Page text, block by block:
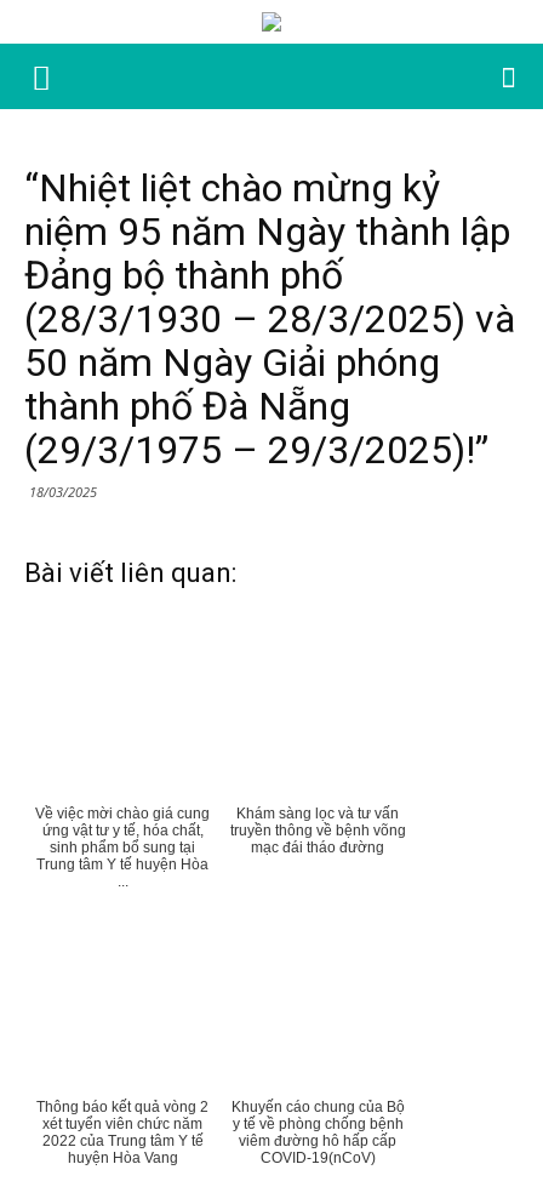
“Nhiệt liệt chào mừng kỷ
niệm 95 năm Ngày thành lập
Đảng bộ thành phố
(28/3/1930 – 28/3/2025) và
50 năm Ngày Giải phóng
thành phố Đà Nẵng
(29/3/1975 – 29/3/2025)!”
18/03/2025
Bài viết liên quan:
Về việc mời chào giá cung
ứng vật tư y tế, hóa chất,
sinh phẩm bổ sung tại
Trung tâm Y tế huyện Hòa
...
Khám sàng lọc và tư vấn
truyền thông về bệnh võng
mạc đái tháo đường
Thông báo kết quả vòng 2
xét tuyển viên chức năm
2022 của Trung tâm Y tế
huyện Hòa Vang
Khuyến cáo chung của Bộ
y tế về phòng chống bệnh
viêm đường hô hấp cấp
COVID-19(nCoV)